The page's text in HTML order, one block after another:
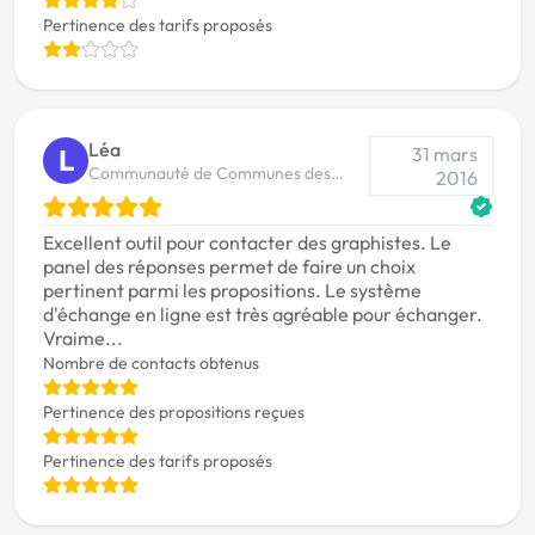
Pertinence des tarifs proposés
L Léa
Communauté de Communes des
Deux Vallées
31 mars
2016
Excellent outil pour contacter des graphistes. Le
panel des réponses permet de faire un choix
pertinent parmi les propositions. Le système
d'échange en ligne est très agréable pour échanger.
Vraime...
Nombre de contacts obtenus
Pertinence des propositions reçues
Pertinence des tarifs proposés